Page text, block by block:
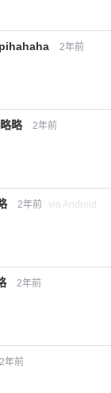
2年前
略 2年前
2年前 via Android
2年前
2年前
限发布内容，请购买